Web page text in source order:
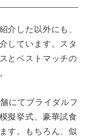
介した以外にも、
しています。スタ
とベストマッチの
にてブライダルフ
擬挙式、豪華試食
す。もちろん、似